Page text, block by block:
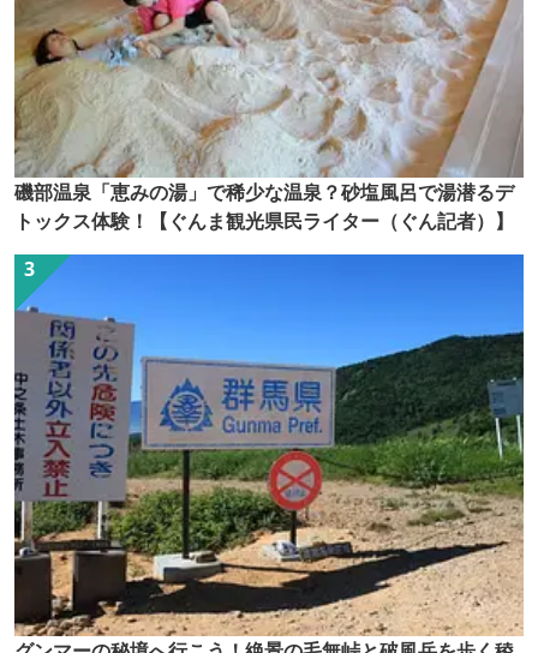
磯部温泉「恵みの湯」で稀少な温泉？砂塩風呂で湯潜るデ
トックス体験！【ぐんま観光県民ライター（ぐん記者）】